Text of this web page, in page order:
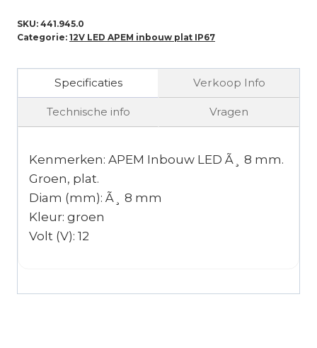
SKU: 441.945.0
Categorie: 12V LED APEM inbouw plat IP67
Specificaties Verkoop Info
Technische info Vragen
Kenmerken: APEM Inbouw LED Ã¸ 8 mm.
Groen, plat.
Diam (mm): Ã¸ 8 mm
Kleur: groen
Volt (V): 12